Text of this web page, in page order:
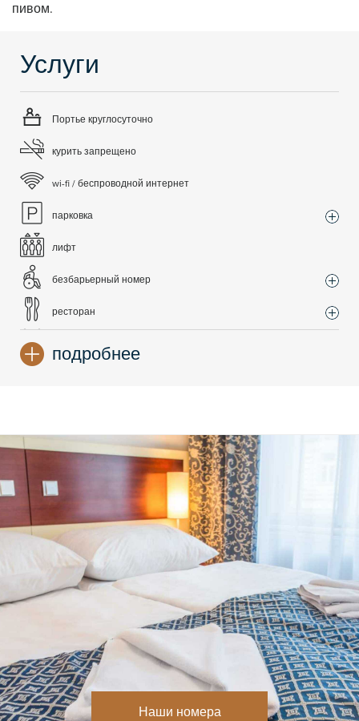
пивом.
Услуги
Портье круглосуточно
курить запрещено
wi-fi / беспроводной интернет
парковка
лифт
безбарьерный номер
ресторан
административные услуги
домашние животные приветствуются
экскурсии по Праге
бронирование билетов
бронирование мест в ресторанах
заказ цветов
вызов врача
подробнее
Наши номера